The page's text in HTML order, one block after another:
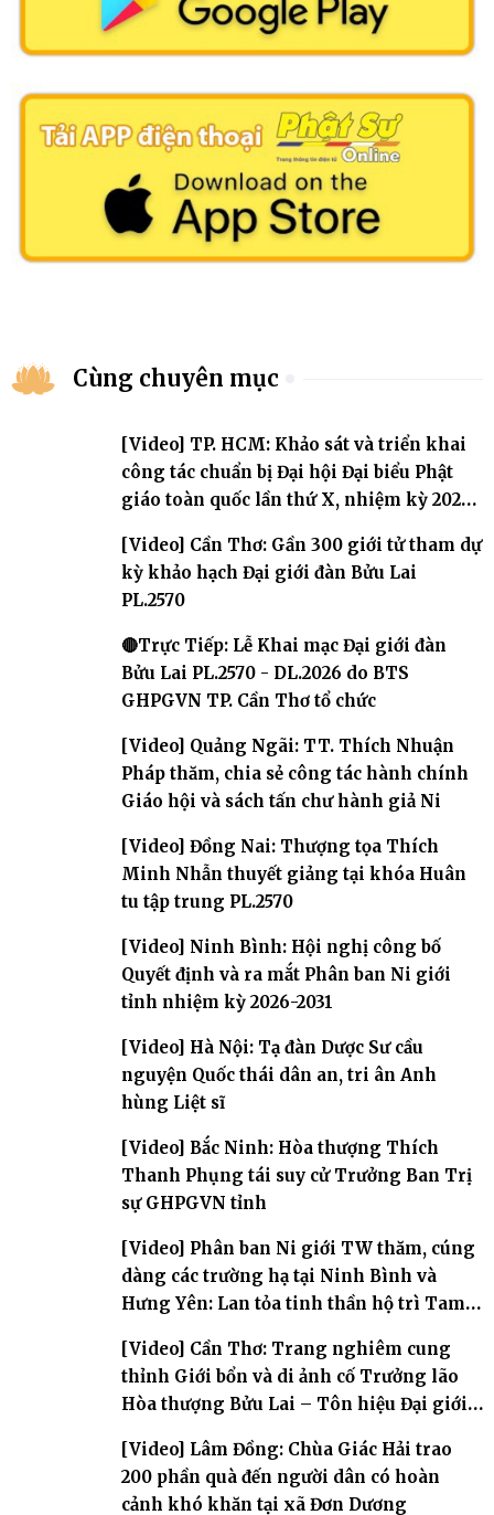
Cùng chuyên mục
[Video] TP. HCM: Khảo sát và triển khai
công tác chuẩn bị Đại hội Đại biểu Phật
giáo toàn quốc lần thứ X, nhiệm kỳ 2026-
[Video] Cần Thơ: Gần 300 giới tử tham dự
kỳ khảo hạch Đại giới đàn Bửu Lai
PL.2570
🔴Trực Tiếp: Lễ Khai mạc Đại giới đàn
Bửu Lai PL.2570 - DL.2026 do BTS
GHPGVN TP. Cần Thơ tổ chức
[Video] Quảng Ngãi: TT. Thích Nhuận
Pháp thăm, chia sẻ công tác hành chính
Giáo hội và sách tấn chư hành giả Ni
[Video] Đồng Nai: Thượng tọa Thích
Minh Nhẫn thuyết giảng tại khóa Huân
tu tập trung PL.2570
[Video] Ninh Bình: Hội nghị công bố
Quyết định và ra mắt Phân ban Ni giới
tỉnh nhiệm kỳ 2026-2031
[Video] Hà Nội: Tạ đàn Dược Sư cầu
nguyện Quốc thái dân an, tri ân Anh
hùng Liệt sĩ
[Video] Bắc Ninh: Hòa thượng Thích
Thanh Phụng tái suy cử Trưởng Ban Trị
sự GHPGVN tỉnh
[Video] Phân ban Ni giới TW thăm, cúng
dàng các trường hạ tại Ninh Bình và
Hưng Yên: Lan tỏa tinh thần hộ trì Tam
[Video] Cần Thơ: Trang nghiêm cung
thỉnh Giới bổn và di ảnh cố Trưởng lão
Hòa thượng Bửu Lai – Tôn hiệu Đại giới
[Video] Lâm Đồng: Chùa Giác Hải trao
200 phần quà đến người dân có hoàn
cảnh khó khăn tại xã Đơn Dương